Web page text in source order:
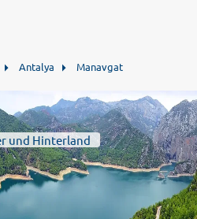
Antalya Manavgat
und Hinterland